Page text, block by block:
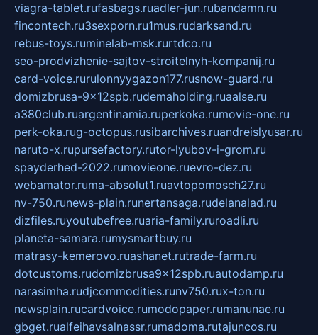
viagra-tablet.rufasbags.ruadler-jun.rubandamn.ru
fincontech.ru3sexporn.ru1mus.rudarksand.ru
rebus-toys.ruminelab-msk.rurtdco.ru
seo-prodvizhenie-sajtov-stroitelnyh-kompanij.ru
card-voice.rurulonnyygazon177.rusnow-guard.ru
domizbrusa-9x12spb.rudemaholding.ruaalse.ru
a380club.ruargentinamia.ruperkoka.rumovie-one.ru
perk-oka.rug-octopus.rusibarchives.ruandreislyusar.ru
naruto-x.rupursefactory.rutor-lyubov-i-grom.ru
spayderhed-2022.rumovieone.ruevro-dez.ru
webamator.ruma-absolut1.ruavtopomosch27.ru
nv-750.runews-plain.runertansaga.rudelanalad.ru
dizfiles.ruyoutubefree.ruaria-family.ruroadli.ru
planeta-samara.rumysmartbuy.ru
matrasy-kemerovo.ruashanet.rutrade-farm.ru
dotcustoms.rudomizbrusa9x12spb.ruautodamp.ru
narasimha.rudjcommodities.runv750.rux-ton.ru
newsplain.rucardvoice.rumodopaper.rumanunae.ru
gbget.rualfeihavsalnassr.rumadoma.rutajuncos.ru